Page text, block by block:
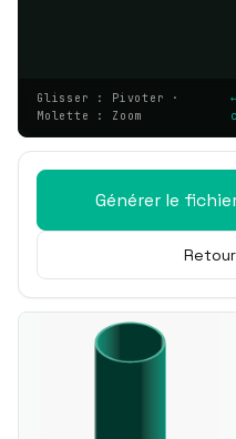
Glisser : Pivoter ·
Molette : Zoom
Générer le